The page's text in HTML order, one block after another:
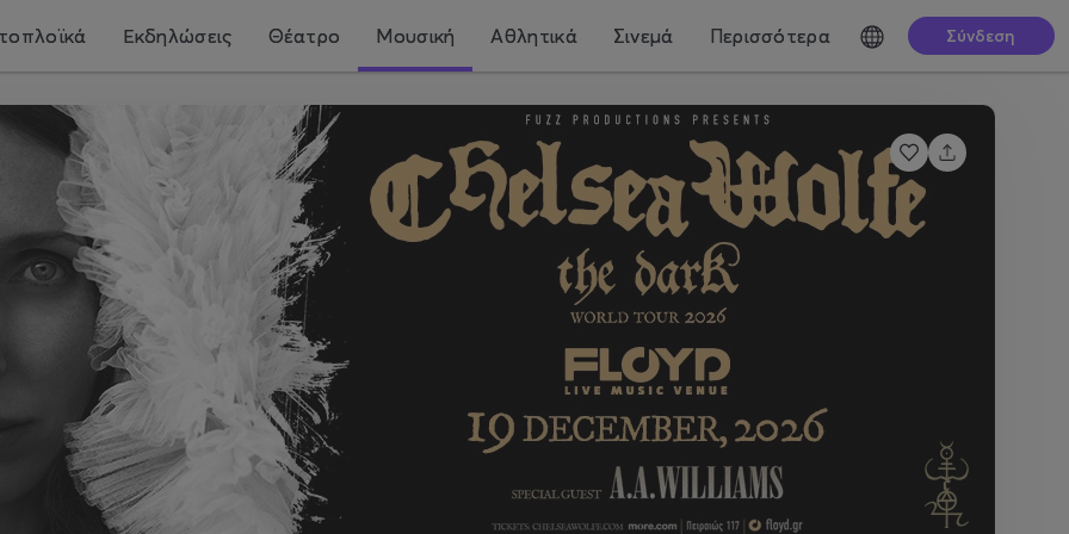
Εκδηλώσεις Θέατρο Μουσική Αθλητικά Σινεμά Περισσότερα Σύνδεση